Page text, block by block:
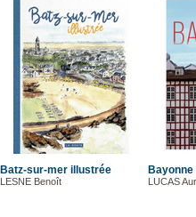
Batz-sur-mer illustrée
LESNE Benoît
Bayonne
LUCAS